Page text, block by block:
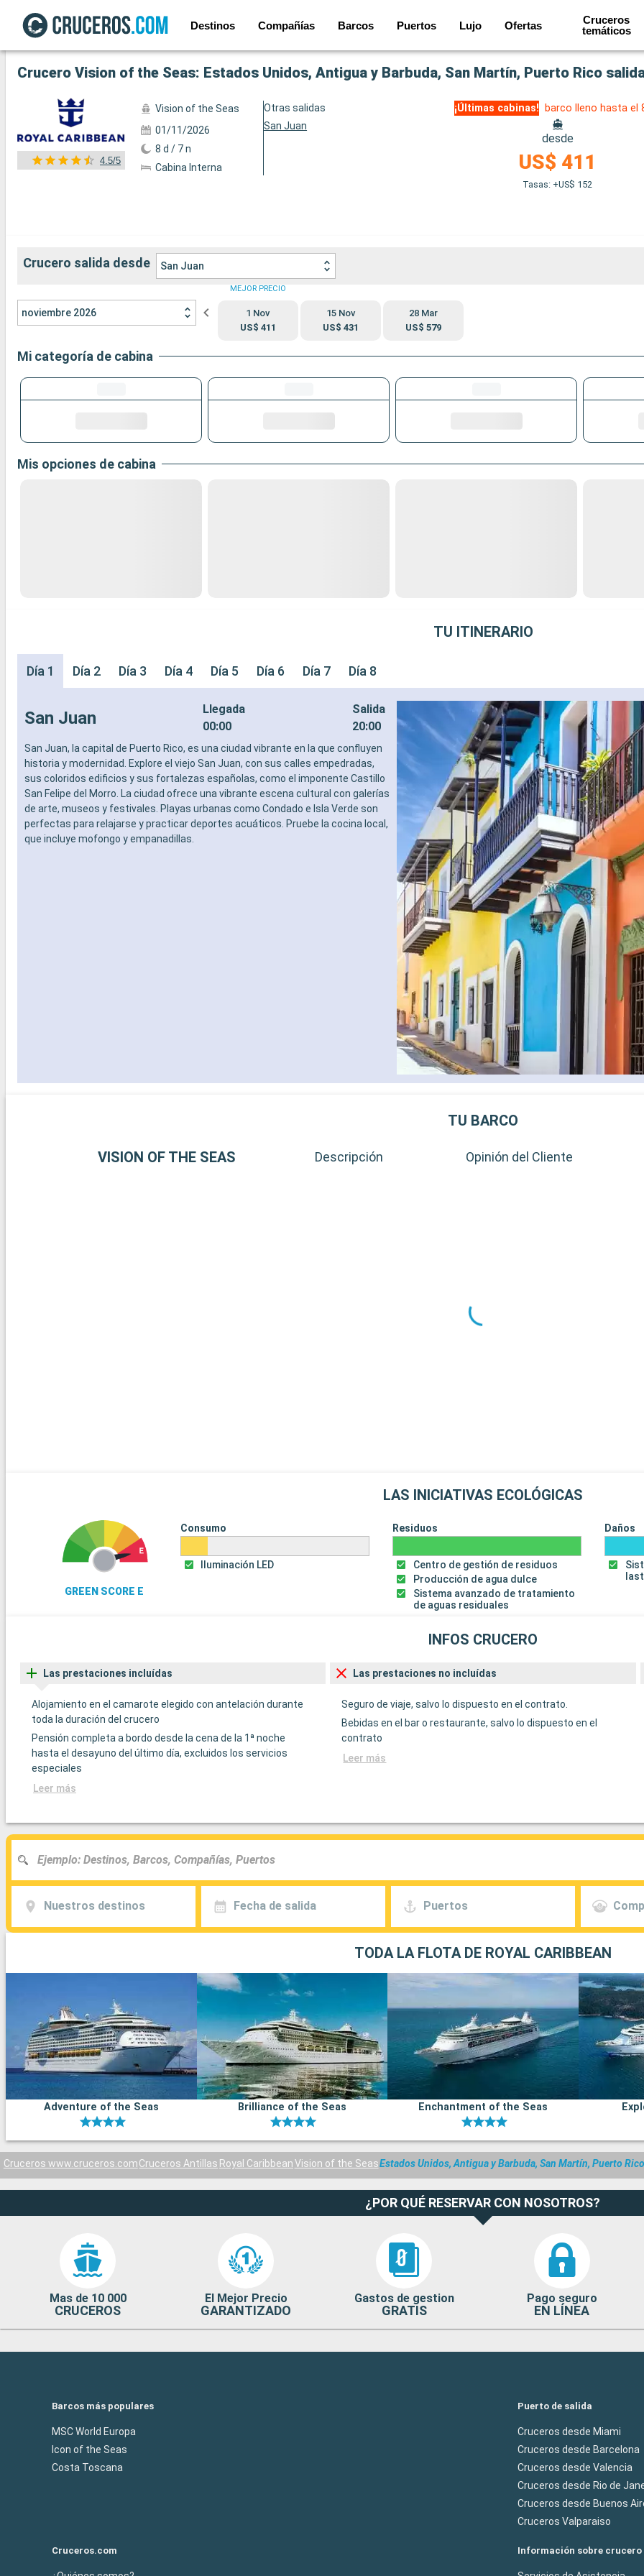
Destinos Compañías Barcos Puertos Lujo Ofertas
Cruceros
temáticos
Ver las 18 fotos siguientes
Crucero Vision of the Seas: Estados Unidos, Antigua y Barbuda, San Martín, Puerto Rico
4.5/5
Vision of the Seas
01/11/2026
8 d / 7 n
Cabina Interna
Otras salidas
San Juan
¡Últimas cabinas! barco lleno hasta el
desde
US$ 411
Tasas: +US$ 152
Crucero salida desde San Juan
noviembre 2026
MEJOR PRECIO
1 Nov
US$ 411
15 Nov
US$ 431
28 Mar
US$ 579
Mi categoría de cabina
Mis opciones de cabina
TU ITINERARIO
Día 1 Día 2 Día 3 Día 4 Día 5 Día 6 Día 7 Día 8
San Juan
Llegada
00:00
Salida
20:00
San Juan, la capital de Puerto Rico, es una ciudad vibrante en la que confluyen
historia y modernidad. Explore el viejo San Juan, con sus calles empedradas,
sus coloridos edificios y sus fortalezas españolas, como el imponente Castillo
San Felipe del Morro. La ciudad ofrece una vibrante escena cultural con galerías
de arte, museos y festivales. Playas urbanas como Condado e Isla Verde son
perfectas para relajarse y practicar deportes acuáticos. Pruebe la cocina local,
que incluye mofongo y empanadillas.
TU BARCO
VISION OF THE SEAS Descripción Opinión del Cliente
LAS INICIATIVAS ECOLÓGICAS
GREEN SCORE E
Consumo
Iluminación LED
Residuos
Centro de gestión de residuos
Producción de agua dulce
Sistema avanzado de tratamiento
de aguas residuales
Daños
INFOS CRUCERO
Las prestaciones incluídas
Alojamiento en el camarote elegido con antelación durante
toda la duración del crucero
Pensión completa a bordo desde la cena de la 1ª noche
hasta el desayuno del último día, excluidos los servicios
especiales
Leer más
Las prestaciones no incluídas
Seguro de viaje, salvo lo dispuesto en el contrato.
Bebidas en el bar o restaurante, salvo lo dispuesto en el
contrato
Leer más
Nuestros destinos Fecha de salida Puertos
TODA LA FLOTA DE ROYAL CARIBBEAN
Adventure of the Seas Brilliance of the Seas Enchantment of the Seas
Cruceros www.cruceros.comCruceros Antillas Royal CaribbeanVision of the SeasEstados Unidos, Antigua y Barbuda, San Martín, Puerto Rico
¿POR QUÉ RESERVAR CON NOSOTROS?
Mas de 10 000
CRUCEROS
El Mejor Precio
GARANTIZADO
Gastos de gestion
GRATIS
Pago seguro
EN LÍNEA
Barcos más populares
MSC World Europa
Icon of the Seas
Costa Toscana
Puerto de salida
Cruceros desde Miami
Cruceros desde Barcelona
Cruceros desde Valencia
Cruceros desde Rio de
Cruceros desde Buenos
Cruceros Valparaiso
Cruceros.com Información sobre crucero